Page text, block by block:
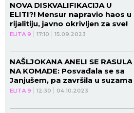
ELITA 9 17:10 15.09.2023
NOVA DISKVALIFIKACIJA U
ELITI?! Mensur napravio haos u
rijalitiju, javno okrivljen za sve!
ELITA 9 12:30 04.10.2023
NAŠLJOKANA ANELI SE RASULA
NA KOMADE: Posvađala se sa
Janjušem, pa završila u suzama